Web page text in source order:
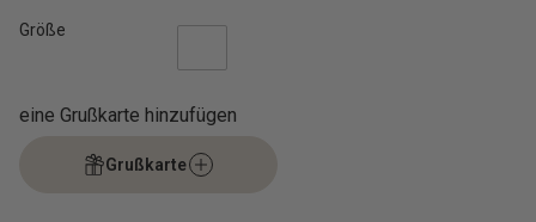
Größe
eine Grußkarte hinzufügen
Grußkarte